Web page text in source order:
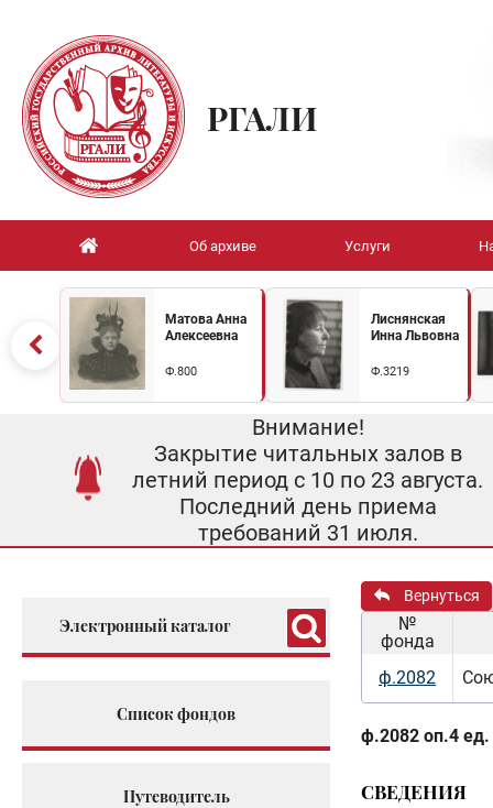
РГАЛИ
Об архиве Услуги
Матова Анна
Алексеевна
Ф.800
Лиснянская
Инна Львовна
Ф.3219
Внимание!
Закрытие читальных залов в
летний период с 10 по 23 августа.
Последний день приема
требований 31 июля.
Электронный каталог
Список фондов
Путеводитель
Вернуться
№
фонда
ф.2082
ф.2082 оп.4 ед.
СВЕДЕНИЯ